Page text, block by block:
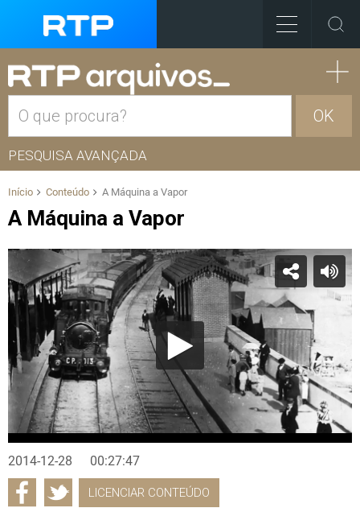
OK
PESQUISA AVANÇADA
Início Conteúdo A Máquina a Vapor
A Máquina a Vapor
2014-12-28 00:27:47
LICENCIAR CONTEÚDO